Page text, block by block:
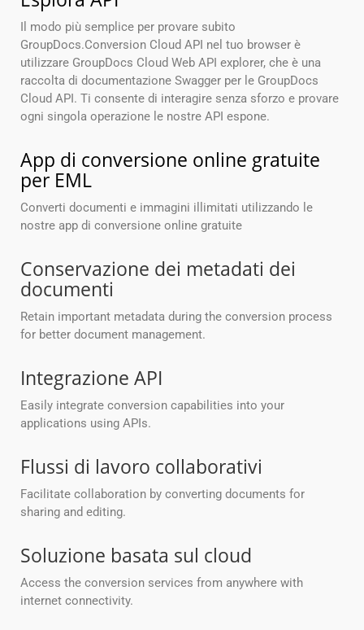
Il modo più semplice per provare subito
GroupDocs.Conversion Cloud API nel tuo browser è
utilizzare GroupDocs Cloud Web API explorer, che è una
raccolta di documentazione Swagger per le GroupDocs
Cloud API. Ti consente di interagire senza sforzo e provare
ogni singola operazione le nostre API espone.
App di conversione online gratuite
per EML
Converti documenti e immagini illimitati utilizzando le
nostre app di conversione online gratuite
Conservazione dei metadati dei
documenti
Retain important metadata during the conversion process
for better document management.
Integrazione API
Easily integrate conversion capabilities into your
applications using APIs.
Flussi di lavoro collaborativi
Facilitate collaboration by converting documents for
sharing and editing.
Soluzione basata sul cloud
Access the conversion services from anywhere with
internet connectivity.